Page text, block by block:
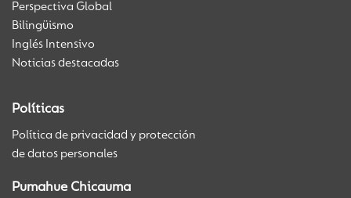
Perspectiva Global
Bilingüismo
Inglés Intensivo
Noticias destacadas
Políticas
Política de privacidad y protección
de datos personales
Pumahue Chicauma